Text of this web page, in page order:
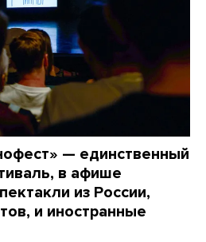
— единственный
в афише
из России,
и иностранные